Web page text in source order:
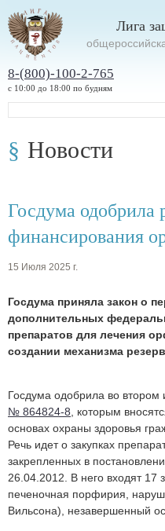
Лига
8-(800)-100-2-765
с 10:00 до 18:00 по будням
Новости
Госдума одобрила
финансирования
15 Июля 2025 г.
Госдума приняла закон о
дополнительных
препаратов для лечения
создании механизма
Госдума одобрила во втором
№ 864824-8 , которым
основах охраны здоровья
Речь идет о закупках
закрепленных в
26.04.2012 . В него входят 17
печеночная порфирия,
Вильсона), незавершенный